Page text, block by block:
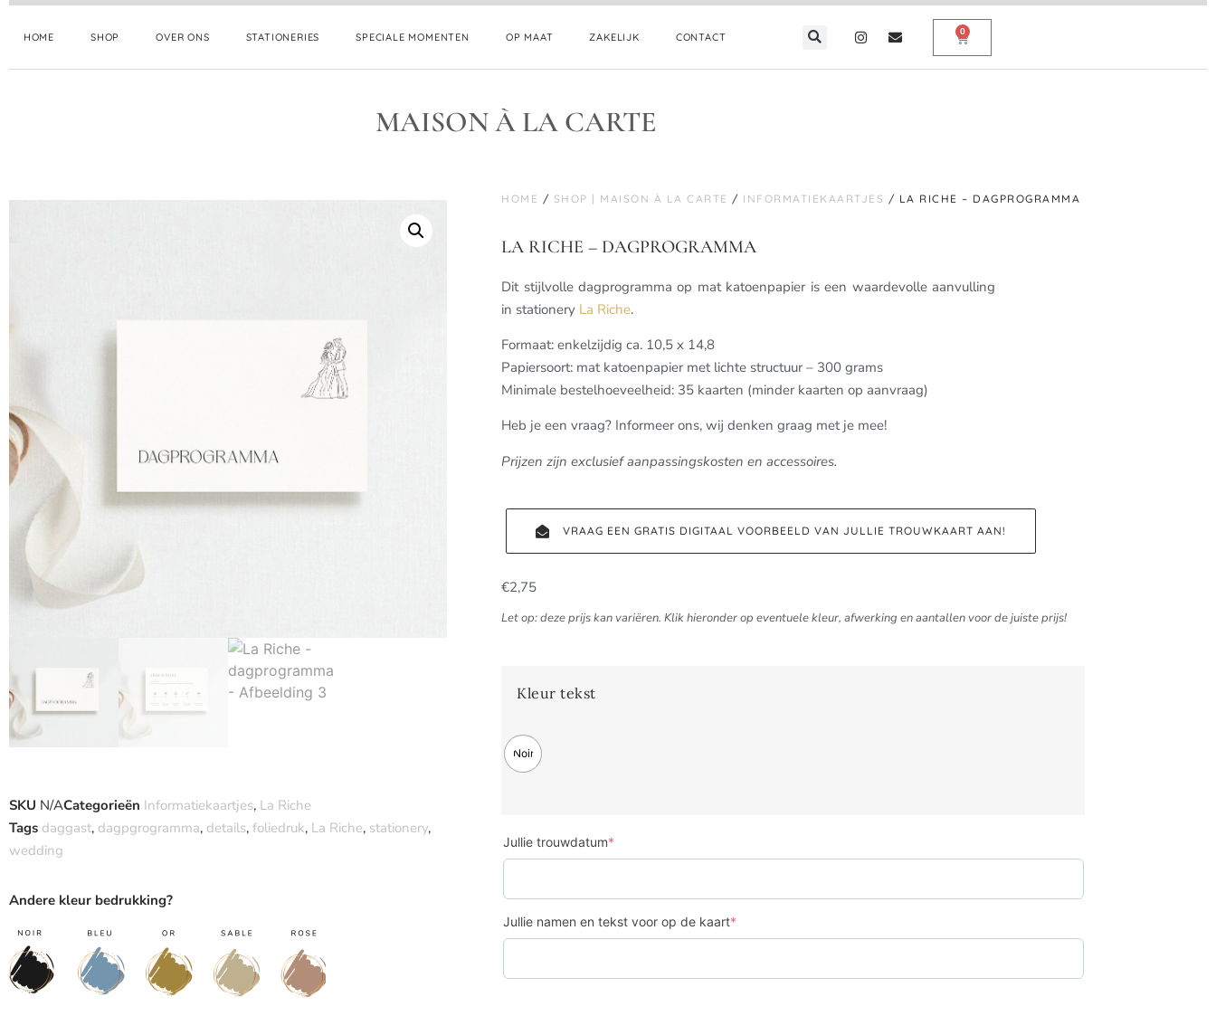
HOME SHOP OVER ONS STATIONERIES SPECIALE MOMENTEN OP MAAT ZAKELIJK CONTACT 0
MAISON À LA CARTE
SKU N/ACategorieën Informatiekaartjes, La Riche
Tags daggast, dagpgrogramma, details, foliedruk, La Riche, stationery,
wedding
Andere kleur bedrukking?
HOME / SHOP | MAISON À LA CARTE / INFORMATIEKAARTJES / LA RICHE – DAGPROGRAMMA
LA RICHE – DAGPROGRAMMA
Dit stijlvolle dagprogramma op mat katoenpapier is een waardevolle aanvulling
in stationery La Riche.
Formaat: enkelzijdig ca. 10,5 x 14,8
Papiersoort: mat katoenpapier met lichte structuur – 300 grams
Minimale bestelhoeveelheid: 35 kaarten (minder kaarten op aanvraag)
Heb je een vraag? Informeer ons, wij denken graag met je mee!
Prijzen zijn exclusief aanpassingskosten en accessoires.
VRAAG EEN GRATIS DIGITAAL VOORBEELD VAN JULLIE TROUWKAART AAN!
€2,75
Let op: deze prijs kan variëren. Klik hieronder op eventuele kleur, afwerking en aantallen voor de juiste prijs!
Kleur tekst
Noir
Jullie trouwdatum*
Jullie namen en tekst voor op de kaart*